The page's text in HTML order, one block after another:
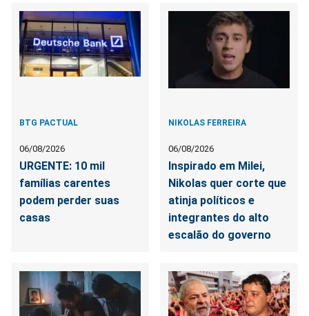
BTG PACTUAL
06/08/2026
URGENTE: 10 mil
famílias carentes
podem perder suas
casas
NIKOLAS FERREIRA
06/08/2026
Inspirado em Milei,
Nikolas quer corte que
atinja políticos e
integrantes do alto
escalão do governo